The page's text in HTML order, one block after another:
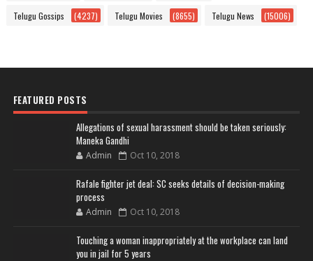
Telugu Gossips (4237) Telugu Movies (8655) Telugu News (15006)
FEATURED POSTS
Allegations of sexual harassment should be taken seriously:
Maneka Gandhi
Admin Oct 10, 2018
Rafale fighter jet deal: SC seeks details of decision-making
process
Admin Oct 10, 2018
Touching a woman inappropriately at the workplace can land
you in jail for 5 years